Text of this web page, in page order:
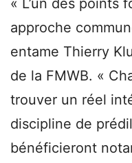
« L’un des points
approche
entame Thierry
de la FMWB. «
trouver un réel
discipline de
bénéficieront